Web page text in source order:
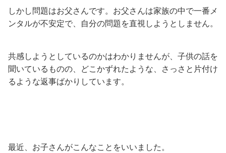
しかし問題はお父さんです。お父さんは家族の中で一番メ
ンタルが不安定で、自分の問題を直視しようとしません。
共感しようとしているのかはわかりませんが、子供の話を
聞いているものの、どこかずれたような、さっさと片付け
るような返事ばかりしています。
最近、お子さんがこんなことをいいました。